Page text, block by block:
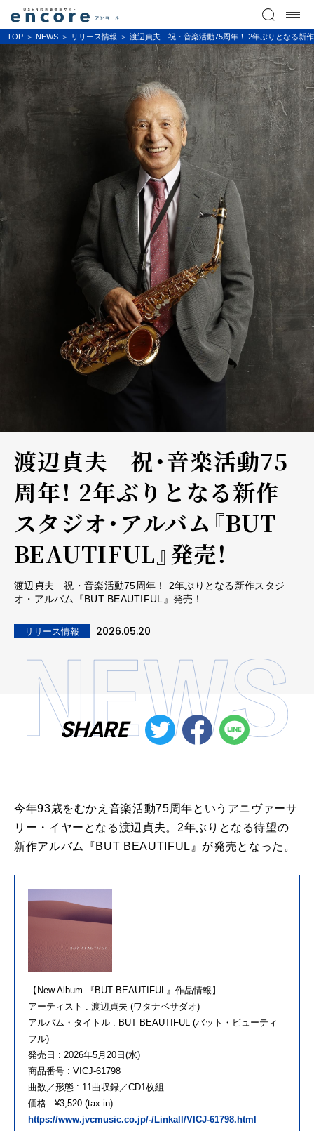
TOP NEWS リリース情報 渡辺貞夫 祝・音楽活動75周年！ 2年ぶりとなる新
渡辺貞夫 祝・音楽活動75
周年！ 2年ぶりとなる新作
スタジオ・アルバム『BUT
BEAUTIFUL』発売！
渡辺貞夫 祝・音楽活動75周年！ 2年ぶりとなる新作スタジ
オ・アルバム『BUT BEAUTIFUL』発売！
リリース情報 2026.05.20
SHARE
今年93歳をむかえ音楽活動75周年というアニヴァーサ
リー・イヤーとなる渡辺貞夫。2年ぶりとなる待望の
新作アルバム『BUT BEAUTIFUL』が発売となった。
【New Album 『BUT BEAUTIFUL』作品情報】
アーティスト : 渡辺貞夫 (ワタナベサダオ)
アルバム・タイトル : BUT BEAUTIFUL (バット・ビューティ
フル)
発売日 : 2026年5月20日(水)
商品番号 : VICJ-61798
曲数／形態 : 11曲収録／CD1枚組
価格 : ¥3,520 (tax in)
https://www.jvcmusic.co.jp/-/Linkall/VICJ-61798.html